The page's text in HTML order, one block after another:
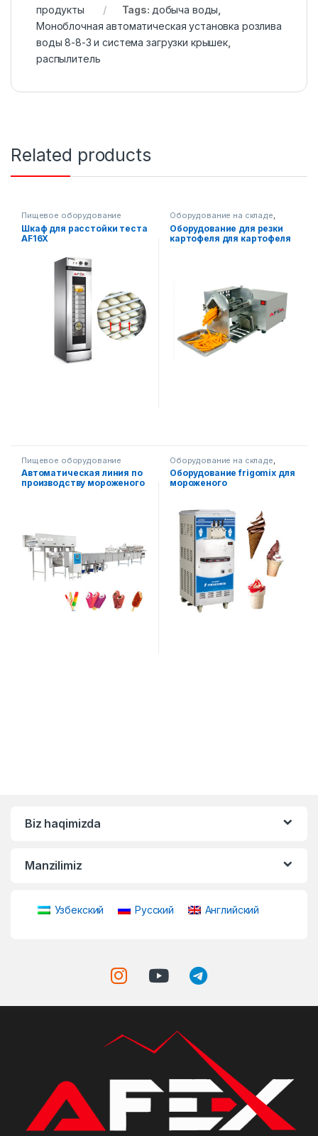
продукты
Tags: добыча воды
Моноблочная автоматическая установка розлива
воды 8-8-3 и система загрузки крышек,
распылитель
Related products
Пищевое оборудование
Шкаф для расстойки теста
AF16X
Оборудование на складе
Пищевое оборудование
Оборудование для резки
картофеля для картофеля
Пищевое оборудование
Автоматическая линия по
производству мороженого
Оборудование на складе
Пищевое оборудование
Оборудование frigomix для
мороженого
Biz haqimizda
Manzilimiz
Узбекский Русский Английский